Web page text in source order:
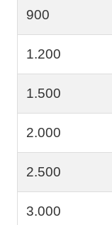
900
1.200
1.500
2.000
2.500
3.000